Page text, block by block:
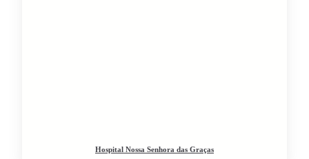
Hospital Nossa Senhora das Graças